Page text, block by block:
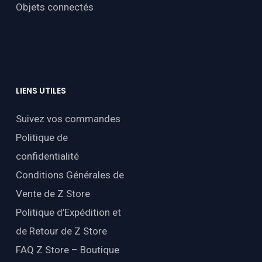
Objets connectés
LIENS UTILES
Suivez vos commandes
Politique de
confidentialité
Conditions Générales de
Vente de Z Store
Politique d’Expédition et
de Retour de Z Store
FAQ Z Store – Boutique